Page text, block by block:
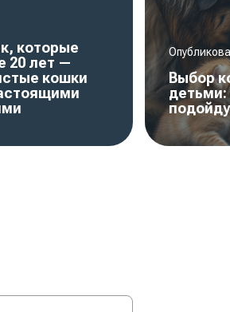
которые
20 лет —
кошки
Выбор